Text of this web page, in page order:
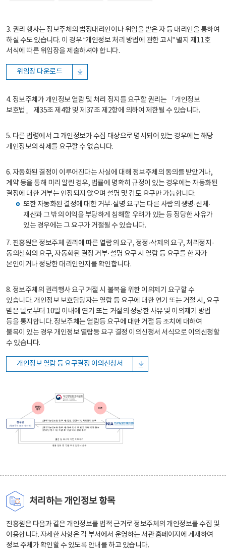
3. 권리 행사는 정보주체의 법정대리인이나 위임을 받은 자 등 대리인을 통하여
하실 수도 있습니다. 이 경우 “개인정보 처리 방법에 관한 고시” 별지 제11호
서식에 따른 위임장을 제출하셔야 합니다.
위임장 다운로드
4. 정보주체가 개인정보 열람 및 처리 정지를 요구할 권리는 「개인정보
보호법」 제35조 제4항 및 제37조 제2항에 의하여 제한될 수 있습니다.
5. 다른 법령에서 그 개인정보가 수집 대상으로 명시되어 있는 경우에는 해당
개인정보의 삭제를 요구할 수 없습니다.
6. 자동화된 결정이 이루어진다는 사실에 대해 정보주체의 동의를 받았거나,
계약 등을 통해 미리 알린 경우, 법률에 명확히 규정이 있는 경우에는 자동화된
결정에 대한 거부는 인정되지 않으며 설명 및 검토 요구만 가능합니다.
또한 자동화된 결정에 대한 거부·설명 요구는 다른 사람의 생명·신체·
재산과 그 밖의 이익을 부당하게 침해할 우려가 있는 등 정당한 사유가
있는 경우에는 그 요구가 거절될 수 있습니다.
7. 진흥원은 정보주체 권리에 따른 열람의 요구, 정정·삭제의 요구, 처리정지·
동의철회의 요구, 자동화된 결정 거부·설명 요구 시 열람 등 요구를 한 자가
본인이거나 정당한 대리인인지를 확인합니다.
8. 정보주체의 권리행사 요구 거절 시 불복을 위한 이의제기 요구할 수
있습니다. 개인정보 보호담당자는 열람 등 요구에 대한 연기 또는 거절 시, 요구
받은 날로부터 10일 이내에 연기 또는 거절의 정당한 사유 및 이의제기 방법
등을 통지합니다. 정보주체는 열람등 요구에 대한 거절 등 조치에 대하여
불복이 있는 경우 개인정보 열람등 요구 결정 이의신청서 서식으로 이의신청할
수 있습니다.
개인정보 열람 등 요구결정 이의신청서
처리하는 개인정보 항목
진흥원은 다음과 같은 개인정보를 법적 근거로 정보주체의 개인정보를 수집 및
이용합니다. 자세한 사항은 각 부서에서 운영하는 서관 홈페이지에 게재하여
정보 주체가 확인할 수 있도록 안내를 하고 있습니다.